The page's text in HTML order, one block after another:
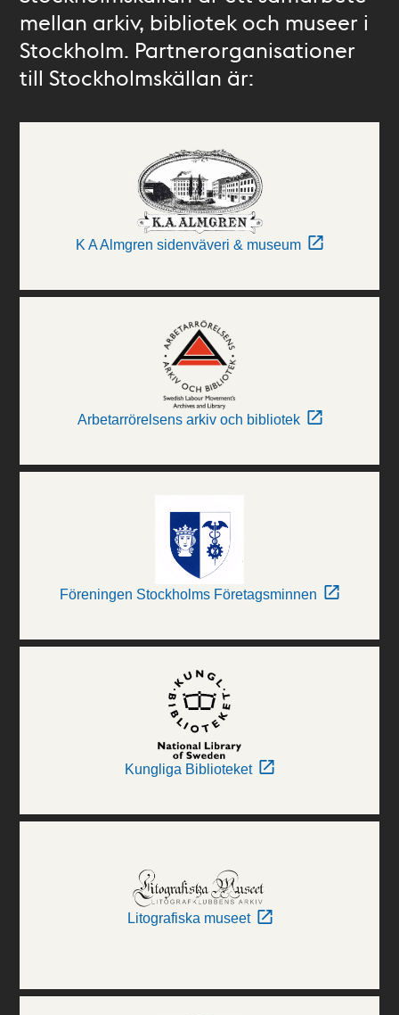
mellan arkiv, bibliotek och museer i
Stockholm. Partnerorganisationer
till Stockholmskällan är:
K A Almgren sidenväveri & museum
Arbetarrörelsens arkiv och bibliotek
Föreningen Stockholms Företagsminnen
Kungliga Biblioteket
Litografiska museet